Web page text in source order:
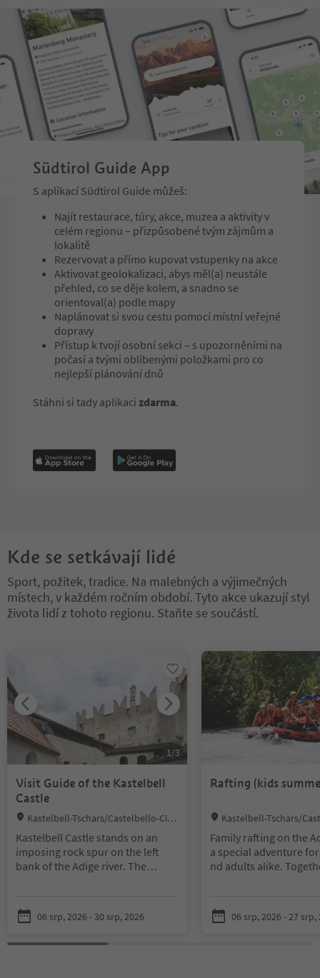
quality ingredients, as well as
dishes from the restaurant
kitchen, are served.
Südtirol Guide App
S aplikací Südtirol Guide můžeš:
Najít restaurace, túry, akce, muzea a aktivity v
celém regionu – přizpůsobené tvým zájmům a
lokalitě
Rezervovat a přímo kupovat vstupenky na akce
Aktivovat geolokalizaci, abys měl(a) neustále
přehled, co se děje kolem, a snadno se
orientoval(a) podle mapy
Naplánovat si svou cestu pomocí místní veřejné
dopravy
Přístup k tvojí osobní sekci – s upozorněními na
počasí a tvými oblíbenými položkami pro co
nejlepší plánování dnů
Stáhni si tady aplikaci zdarma.
Kde se setkávají lidé
Sport, požitek, tradice. Na malebných a výjimečných
místech, v každém ročním období. Tyto akce ukazují styl
života lidí z tohoto regionu. Staňte se součástí.
1/3
Visit Guide of the Kastelbell
Castle
Location:
Kastelbell-Tschars/Castelbello-Ciar
Kastelbell Castle stands on an
imposing rock spur on the left
bank of the Adige river. The
cultural events.
06 srp, 2026 - 30 srp, 2026
Rafting (kids
Location:
Kastelbell-Tschars/
des, Vinschgau/Val
Family rafting on the
a special adventure
nd adults alike.
aturno and enjoy an
led time on the water.
06 srp, 2026 - 27 srp,